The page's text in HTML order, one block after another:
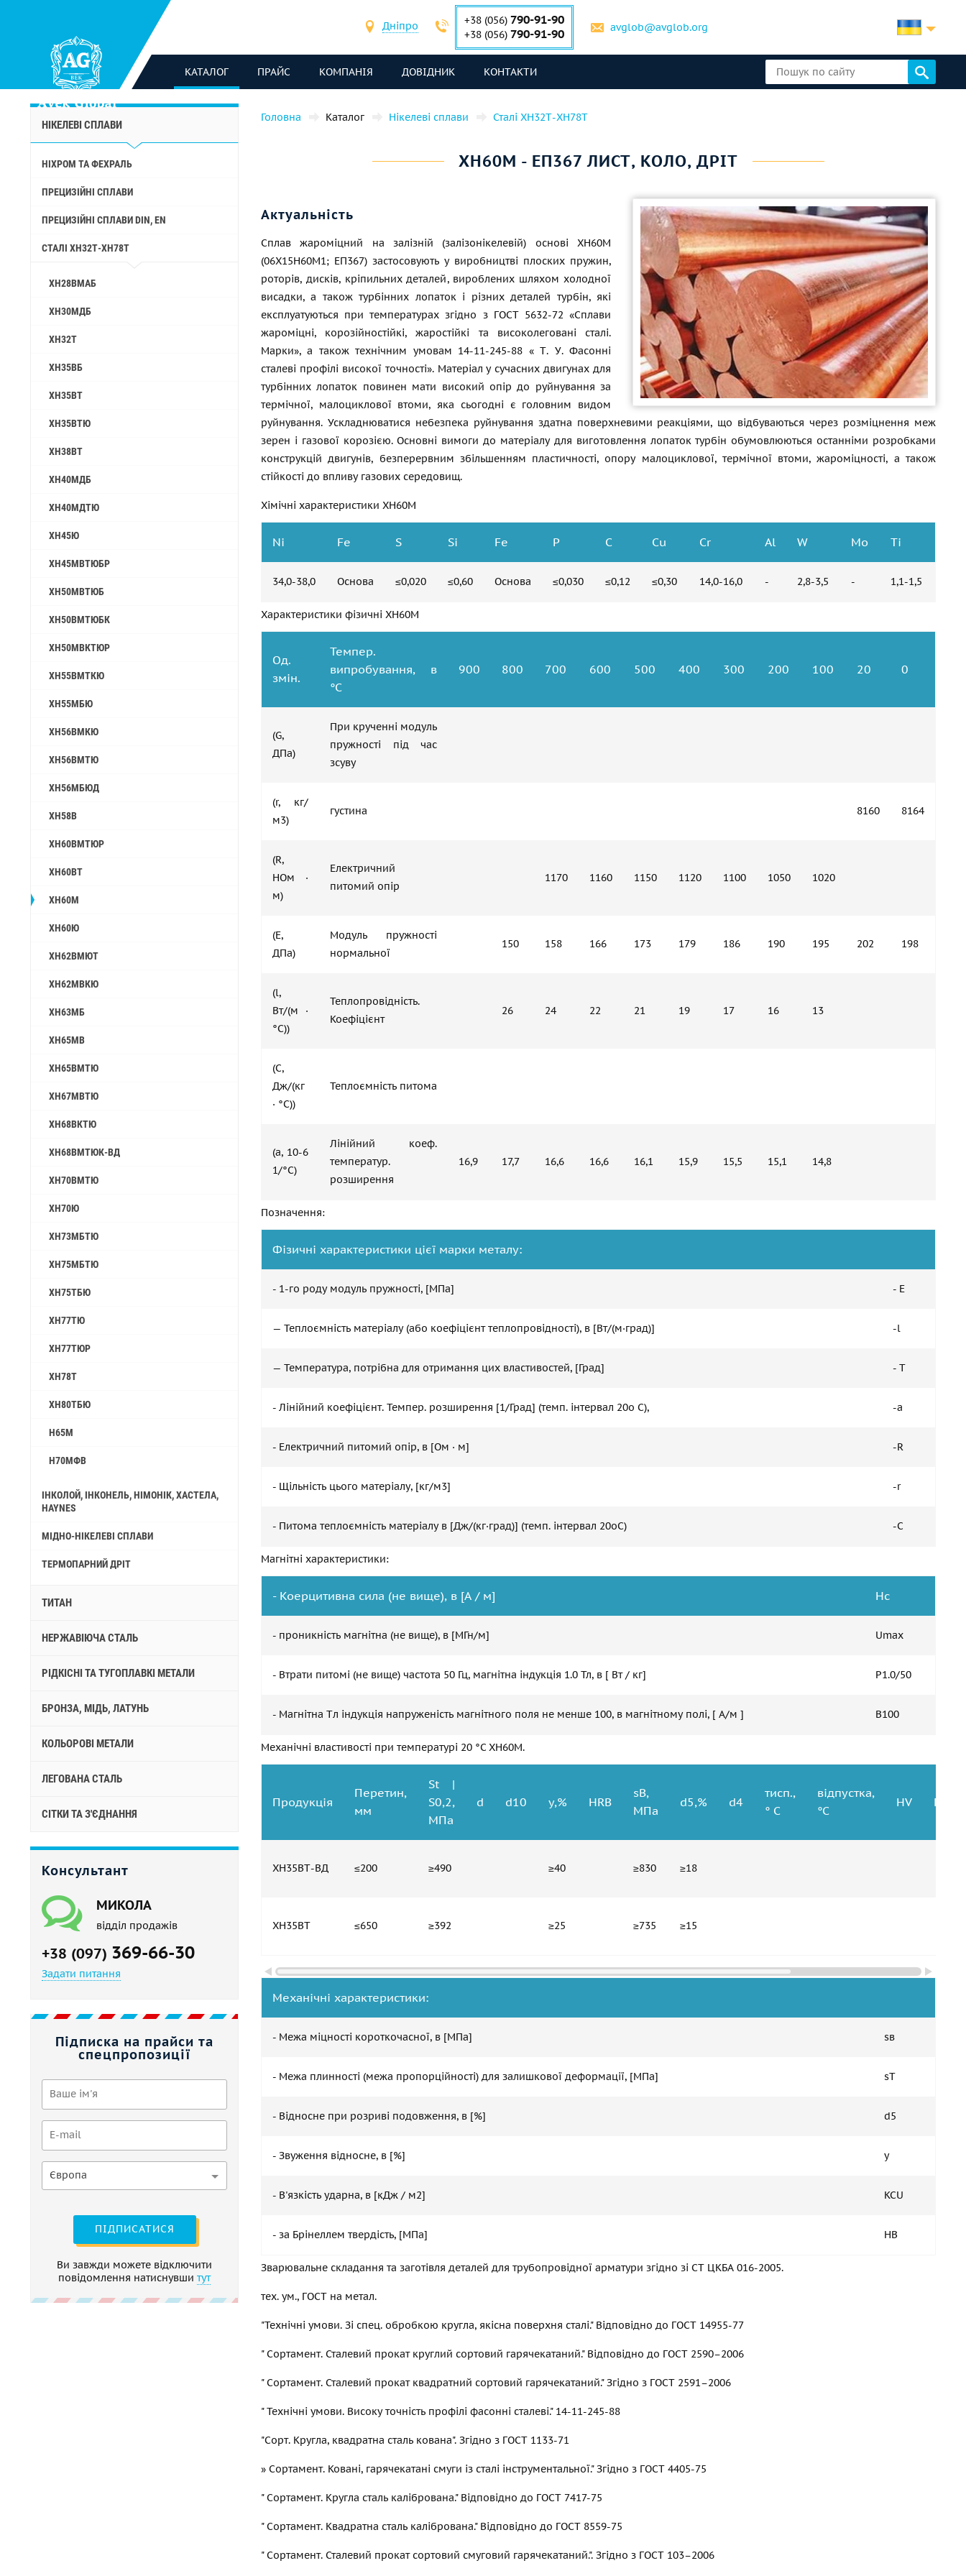
Дніпро +38 (056) 790-91-90
+38 (056) 790-91-90 avglob@avglob.org
КАТАЛОГ ПРАЙС КОМПАНІЯ ДОВІДНИК КОНТАКТИ
НІКЕЛЕВІ СПЛАВИ
НІХРОМ ТА ФЕХРАЛЬ
ПРЕЦИЗІЙНІ СПЛАВИ
ПРЕЦИЗІЙНІ СПЛАВИ DIN, EN
СТАЛІ ХН32Т-ХН78Т
ХН28ВМАБ
ХН30МДБ
ХН32Т
ХН35ВБ
ХН35ВТ
ХН35ВТЮ
ХН38ВТ
ХН40МДБ
ХН40МДТЮ
ХН45Ю
ХН45МВТЮБР
ХН50МВТЮБ
ХН50ВМТЮБК
ХН50МВКТЮР
ХН55ВМТКЮ
ХН55МБЮ
ХН56ВМКЮ
ХН56ВМТЮ
ХН56МБЮД
ХН58В
ХН60ВМТЮР
ХН60ВТ
ХН60М
ХН60Ю
ХН62ВМЮТ
ХН62МВКЮ
ХН63МБ
ХН65МВ
ХН65ВМТЮ
ХН67МВТЮ
ХН68ВКТЮ
ХН68ВМТЮК-ВД
ХН70ВМТЮ
ХН70Ю
ХН73МБТЮ
ХН75МБТЮ
ХН75ТБЮ
ХН77ТЮ
ХН77ТЮР
ХН78Т
ХН80ТБЮ
Н65М
Н70МФВ
ІНКОЛОЙ, ІНКОНЕЛЬ, НІМОНІК, ХАСТЕЛА,
HAYNES
МІДНО-НІКЕЛЕВІ СПЛАВИ
ТЕРМОПАРНИЙ ДРІТ
ТИТАН
НЕРЖАВІЮЧА СТАЛЬ
РІДКІСНІ ТА ТУГОПЛАВКІ МЕТАЛИ
БРОНЗА, МІДЬ, ЛАТУНЬ
КОЛЬОРОВІ МЕТАЛИ
ЛЕГОВАНА СТАЛЬ
СІТКИ ТА З'ЄДНАННЯ
Консультант
МИКОЛА
відділ продажів
+38 (097) 369-66-30
Задати питання
Підписка на прайси та
спецпропозиції
Європа
ПІДПИСАТИСЯ
Ви завжди можете відключити
повідомлення натиснувши тут
Головна Каталог Нікелеві сплави Сталі ХН32Т-ХН78Т
ХН60М - ЕП367 ЛИСТ, КОЛО, ДРІТ
Актуальність
Сплав жароміцний на залізній (залізонікелевій) основі ХН60М
(06Х15Н60М1; ЕП367) застосовують у виробництві плоских пружин,
роторів, дисків, кріпильних деталей, вироблених шляхом холодної
висадки, а також турбінних лопаток і різних деталей турбін, які
експлуатуються при температурах згідно з ГОСТ 5632-72 «Сплави
жароміцні, корозійностійкі, жаростійкі та високолеговані сталі.
Марки», а також технічним умовам 14-11-245-88 «Т. У. Фасонні
сталеві профілі високої точності». Матеріал у сучасних двигунах для
турбінних лопаток повинен мати високий опір до руйнування за
термічної, малоциклової втоми, яка сьогодні є головним видом
руйнування. Ускладнюватися небезпека руйнування здатна поверхневими реакціями, що відбуваються через розміцнення меж
зерен і газової корозією. Основні вимоги до матеріалу для виготовлення лопаток турбін обумовлюються останніми розробками
конструкцій двигунів, безперервним збільшенням пластичності, опору малоциклової, термічної втоми, жароміцності, а також
стійкості до впливу газових середовищ.
Хімічні характеристики ХН60М
Ni Fe S Si Fe P C Cu Cr Al W Mo Ti
34,0-38,0 Основа ≤0,020 ≤0,60 Основа ≤0,030 ≤0,12 ≤0,30 14,0-16,0 - 2,8-3,5 - 1,1-1,5
Характеристики фізичні ХН60М
Од.
змін.
Темпер.
випробування, в
°С
900 800 700 600 500 400 300 200 100 20 0
(G,
ДПа)
При крученні модуль
пружності під час
зсуву
(r, кг/
м3)
густина 8160 8164
(R,
НОм ·
м)
Електричний
питомий опір
1170 1160 1150 1120 1100 1050 1020
(Е,
ДПа)
Модуль пружності
нормальної
150 158 166 173 179 186 190 195 202 198
(l,
Вт/(м ·
°С))
Теплопровідність.
Коефіцієнт
26 24 22 21 19 17 16 13
(С,
Дж/(кг
· °С))
Теплоємність питома
(a, 10-6
1/°С)
Лінійний коеф.
температур.
розширення
16,9 17,7 16,6 16,6 16,1 15,9 15,5 15,1 14,8
Позначення:
Фізичні характеристики цієї марки металу:
- 1-го роду модуль пружності, [МПа] - E
— Теплоємність матеріалу (або коефіцієнт теплопровідності), в [Вт/(м·град)] -l
— Температура, потрібна для отримання цих властивостей, [Град] - T
- Лінійний коефіцієнт. Темпер. розширення [1/Град] (темп. інтервал 20o С), -a
- Електричний питомий опір, в [Ом · м] -R
- Щільність цього матеріалу, [кг/м3] -r
- Питома теплоємність матеріалу в [Дж/(кг·град)] (темп. інтервал 20oС) -C
Магнітні характеристики:
- Коерцитивна сила (не вище), в [А / м] Hc
- проникність магнітна (не вище), в [МГн/м] Umax
- Втрати питомі (не вище) частота 50 Гц, магнітна індукція 1.0 Тл, в [ Вт / кг] P1.0/50
- Магнітна Tл індукція напруженість магнітного поля не менше 100, в магнітному полі, [ А/м ] B100
Механічні властивості при температурі 20 °C ХН60М.
Продукція
Перетин,
мм
St |
S0,2,
МПа
d d10 y,% HRB
sB,
МПа
d5,% d4
тисп.,
° C
відпустка,
°C
HV HSh
ХН35ВТ-ВД ≤200 ≥490 ≥40 ≥830 ≥18
ХН35ВТ ≤650 ≥392 ≥25 ≥735 ≥15
Механічні характеристики:
- Межа міцності короткочасної, в [МПа] sв
- Межа плинності (межа пропорційності) для залишкової деформації, [МПа] sT
- Відносне при розриві подовження, в [%] d5
- Звуження відносне, в [%] y
- В'язкість ударна, в [кДж / м2] KCU
- за Брінеллем твердість, [МПа] HB
Зварювальне складання та заготівля деталей для трубопровідної арматури згідно зі СТ ЦКБА 016-2005.
тех. ум., ГОСТ на метал.
"Технічні умови. Зі спец. обробкою кругла, якісна поверхня сталі." Відповідно до ГОСТ 14955-77
" Сортамент. Сталевий прокат круглий сортовий гарячекатаний." Відповідно до ГОСТ 2590–2006
" Сортамент. Сталевий прокат квадратний сортовий гарячекатаний." Згідно з ГОСТ 2591–2006
" Технічні умови. Високу точність профілі фасонні сталеві." 14-11-245-88
"Сорт. Кругла, квадратна сталь кована". Згідно з ГОСТ 1133-71
» Сортамент. Ковані, гарячекатані смуги із сталі інструментальної." Згідно з ГОСТ 4405-75
" Сортамент. Кругла сталь калібрована." Відповідно до ГОСТ 7417-75
" Сортамент. Квадратна сталь калібрована." Відповідно до ГОСТ 8559-75
" Сортамент. Сталевий прокат сортовий смуговий гарячекатаний.". Згідно з ГОСТ 103–2006